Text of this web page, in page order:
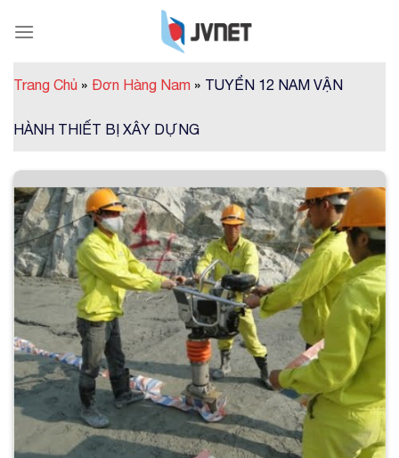
Trang Chủ » Đơn Hàng Nam » TUYỂN 12 NAM VẬN
HÀNH THIẾT BỊ XÂY DỰNG